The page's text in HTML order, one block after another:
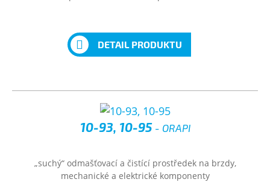
DETAIL PRODUKTU
10-93, 10-95 - ORAPI
„suchý“ odmašťovací a čistící prostředek na brzdy,
mechanické a elektrické komponenty